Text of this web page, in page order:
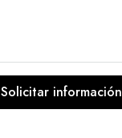
Solicitar información